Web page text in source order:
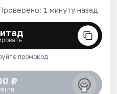
1 минуту назад
промокод
₽